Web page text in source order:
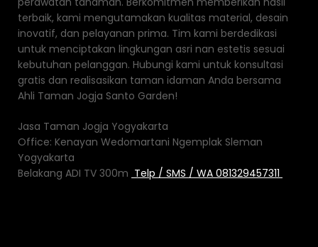
terbaik, kami mengutamakan kualitas material, desain
inovatif, dan pelayanan prima. Tim kami berdedikasi
untuk menciptakan lingkungan asri nan estetis sesuai
kebutuhan pelanggan. Hubungi kami untuk konsultasi
gratis dan realisasikan taman idaman Anda bersama
Ahli Taman Jogja Santo Garden!
Jasa Taman Jogja Yogyakarta
Office: Kenayan Wedomartani Ngemplak Sleman
Yogyakarta
Belakang ADI TV 300m Telp / SMS / WA 081329457311